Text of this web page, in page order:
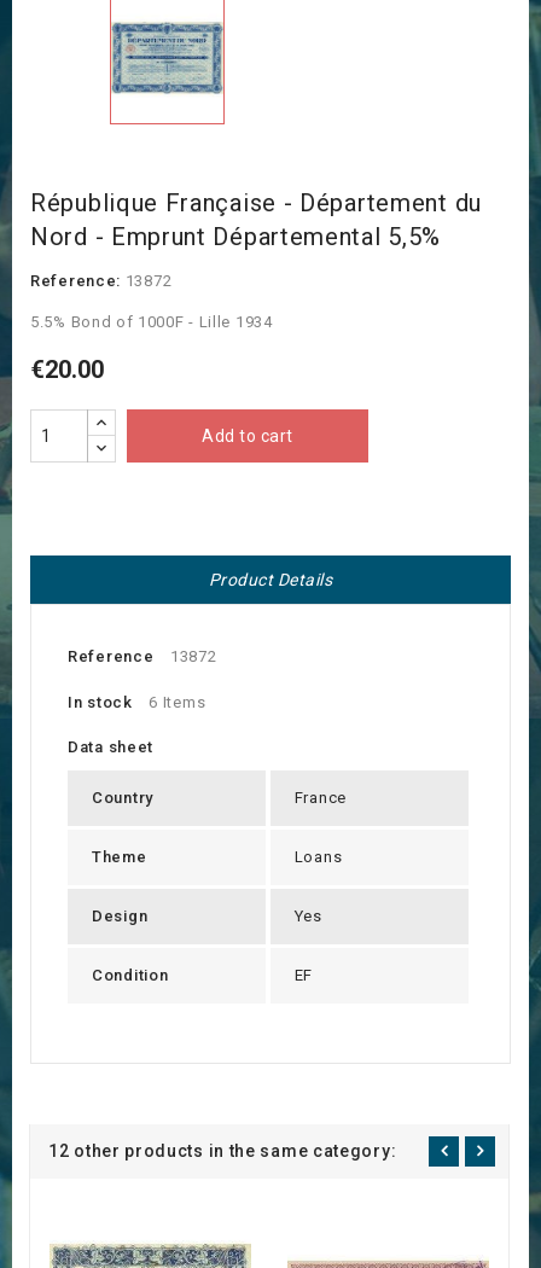
République Française - Département du
Nord - Emprunt Départemental 5,5%
Reference: 13872
5.5% Bond of 1000F - Lille 1934
€20.00
Add to cart
Product Details
Reference 13872
In stock 6 Items
Data sheet
Country France
Theme Loans
Design Yes
Condition EF
12 other products in the same category: